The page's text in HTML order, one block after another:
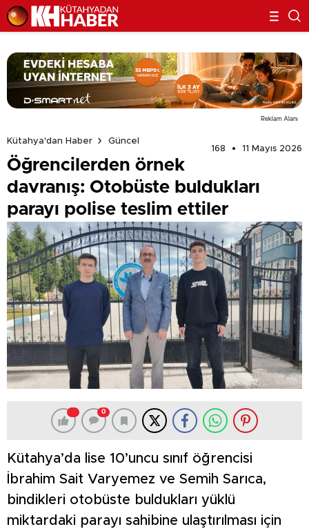
Reklam Alanı
Kütahya'dan Haber
Güncel
168
11 Mayıs 2026
Öğrencilerden örnek
davranış: Otobüste buldukları
parayı polise teslim ettiler
0
Kütahya’da lise 10’uncu sınıf öğrencisi
İbrahim Sait Varyemez ve Semih Sarıca,
bindikleri otobüste buldukları yüklü
miktardaki parayı sahibine ulaştırılması için